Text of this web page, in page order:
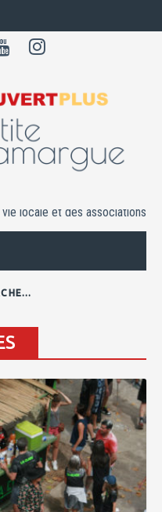
locale et des associations